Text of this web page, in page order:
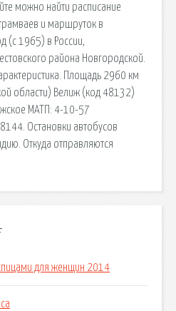
можно найти расписание
и маршруток в
(с 1965) в России,
района Новгородской.
Площадь 2960 км
области) Велиж (код 48132)
МАТП: 4-10-57
Остановки автобусов
Откуда отправляются
для женщин 2014